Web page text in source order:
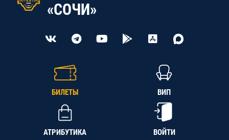
«СОЧИ»
БИЛЕТЫ ВИП
АТРИБУТИКА ВОЙТИ